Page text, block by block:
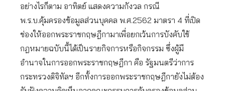
อย่างไรก็ตาม อาทิตย์ แสดงความกังวล กรณี
พ.ร.บ.คุ้มครองข้อมูลส่วนบุคคล พ.ศ.2562 มาตรา 4 ที่เปิด
ช่องให้ออกพระราชกฤษฎีกามาเพื่อยกเว้นการบังคับใช้
กฎหมายฉบับนี้ได้เป็นรายกิจการหรือกิจกรรม ซึ่งผู้มี
อำนาจในการออกพระราชกฤษฎีกา คือ รัฐมนตรีว่าการ
กระทรวงดิจิทัลฯ อีกทั้งการออกพระราชกฤษฎีกายังไม่ต้อง